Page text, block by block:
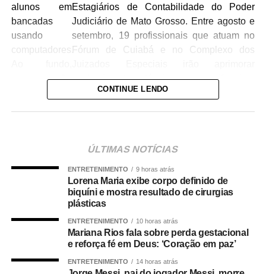
Estagiários de Contabilidade do Poder
Judiciário de Mato Grosso. Entre agosto e
setembro, 19 profissionais que atuam no
Fórum de Cuiabá e no Complexo dos
conhecimento técnico e uniformizar
procedimentos na busca por uma melhor
setembro e conta com 11 encontros presencias que
dos Servidores do Poder Judiciário, em Cuiabá. Com
carga horária de 66 horas, a capacitação está sendo
ministrada pelos instrutores internos: Carlos José
Rodrigues, Deniz Pedroso de Almeida, Rosivaldo
Guimarães, Angélica Vilalva Guimarães e a diretora do
DAJE, Shusiene Tassinari Machado.
CONTINUE LENDO
ÚLTIMAS NOTÍCIAS
ENTRETENIMENTO 9 horas atrás
Lorena Maria exibe corpo definido de
biquíni e mostra resultado de cirurgias
plásticas
ENTRETENIMENTO 10 horas atrás
Mariana Rios fala sobre perda gestacional
e reforça fé em Deus: ‘Coração em paz’
ENTRETENIMENTO 14 horas atrás